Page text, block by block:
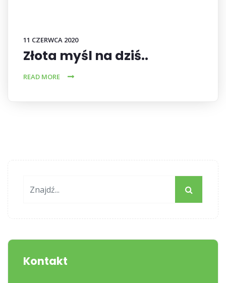
11 CZERWCA 2020
Złota myśl na dziś..
READ MORE
Kontakt